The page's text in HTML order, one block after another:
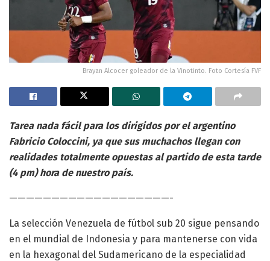
Brayan Alcocer goleador de la Vinotinto. Foto Cortesía FVF
Tarea nada fácil para los dirigidos por el argentino
Fabricio Coloccini, ya que sus muchachos llegan con
realidades totalmente opuestas al partido de esta tarde
(4 pm) hora de nuestro país.
———————————————————-
La selección Venezuela de fútbol sub 20 sigue pensando
en el mundial de Indonesia y para mantenerse con vida
en la hexagonal del Sudamericano de la especialidad